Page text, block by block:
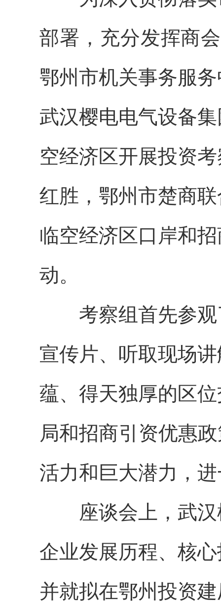
部署，充分发挥商
鄂州市机关事务服
武汉樱电电气设备
空经济区开展投资
红胜，鄂州市楚商
临空经济区口岸和
动。
考察组首先参观
宣传片、听取现场
蕴、得天独厚的区
局和招商引资优惠
活力和巨大潜力，
座谈会上，武汉
企业发展历程、核
并就拟在鄂州投资